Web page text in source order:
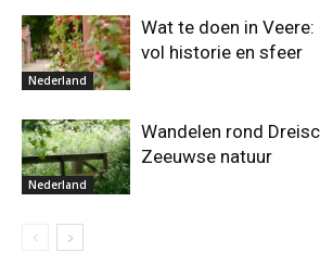
Nederland
Wat te doen in
vol historie en sfeer
Nederland
Wandelen rond
Zeeuwse natuur